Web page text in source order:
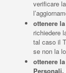
verificare
ottenere
richiedere
tal caso il
se non la
ottenere
Personali.